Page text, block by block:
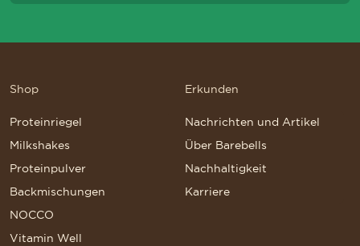
Shop
Proteinriegel
Milkshakes
Proteinpulver
Backmischungen
NOCCO
Vitamin Well
Erkunden
Nachrichten und Artikel
Über Barebells
Nachhaltigkeit
Karriere